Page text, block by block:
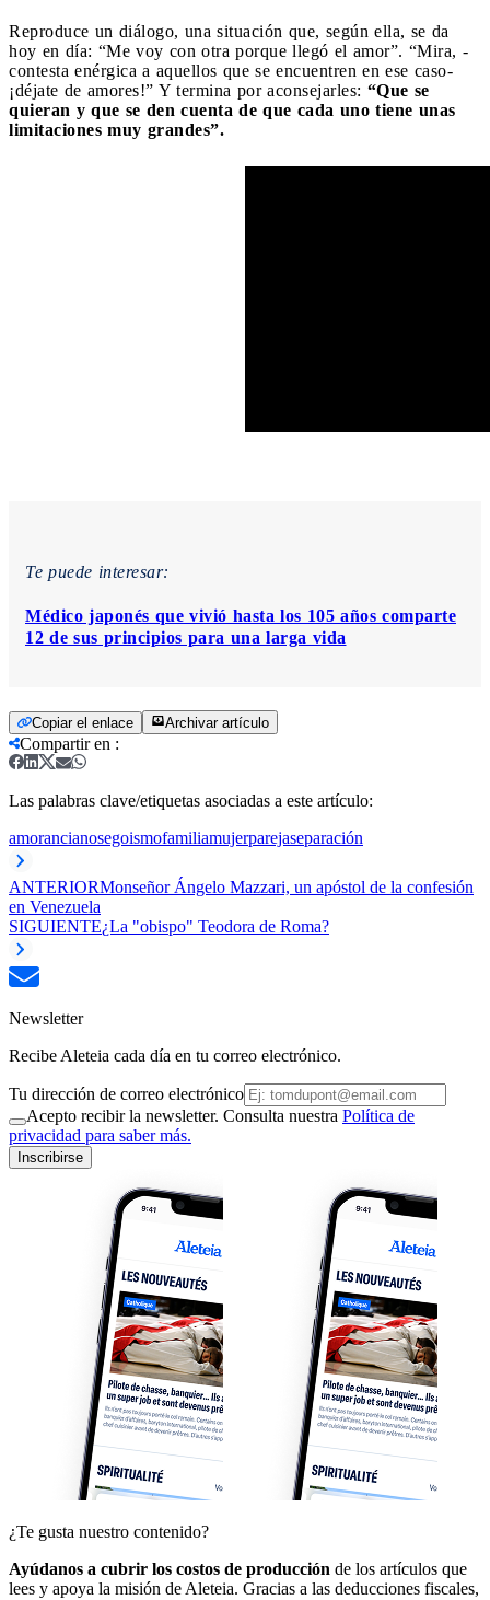
Reproduce un diálogo, una situación que, según ella, se da
hoy en día: “Me voy con otra porque llegó el amor”. “Mira, -
contesta enérgica a aquellos que se encuentren en ese caso-
¡déjate de amores!” Y termina por aconsejarles: “Que se
quieran y que se den cuenta de que cada uno tiene unas
limitaciones muy grandes”.
Te puede interesar:
Médico japonés que vivió hasta los 105 años comparte
12 de sus principios para una larga vida
Copiar el enlace Archivar artículo
Compartir en :
Las palabras clave/etiquetas asociadas a este artículo:
amorancianosegoismofamiliamujerparejaseparación
ANTERIORMonseñor Ángelo Mazzari, un apóstol de la confesión
en Venezuela
SIGUIENTE¿La "obispo" Teodora de Roma?
Newsletter
Recibe Aleteia cada día en tu correo electrónico.
Tu dirección de correo electrónico
Acepto recibir la newsletter. Consulta nuestra Política de
privacidad para saber más.
Inscribirse
¿Te gusta nuestro contenido?
Ayúdanos a cubrir los costos de producción de los artículos que
lees y apoya la misión de Aleteia. Gracias a las deducciones fiscales,